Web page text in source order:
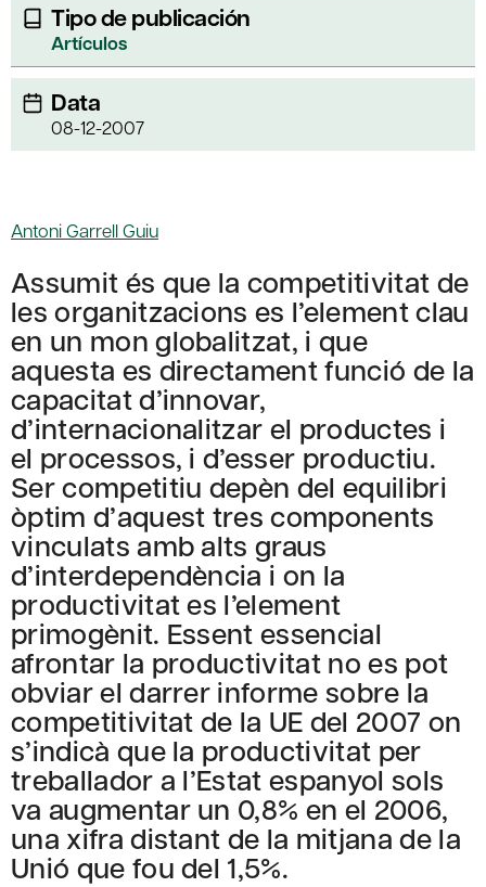
Tipo de publicación
Artículos
Data
08-12-2007
Antoni Garrell Guiu
Assumit és que la competitivitat de
les organitzacions es l’element clau
en un mon globalitzat, i que
aquesta es directament funció de la
capacitat d’innovar,
d’internacionalitzar el productes i
el processos, i d’esser productiu.
Ser competitiu depèn del equilibri
òptim d’aquest tres components
vinculats amb alts graus
d’interdependència i on la
productivitat es l’element
primogènit. Essent essencial
afrontar la productivitat no es pot
obviar el darrer informe sobre la
competitivitat de la UE del 2007 on
s’indicà que la productivitat per
treballador a l’Estat espanyol sols
va augmentar un 0,8% en el 2006,
una xifra distant de la mitjana de la
Unió que fou del 1,5%.